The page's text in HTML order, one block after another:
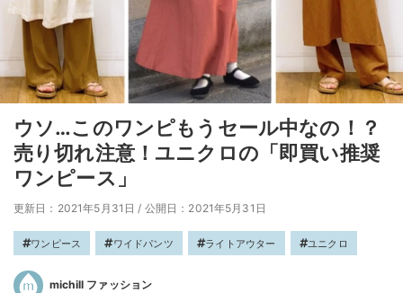
ウソ…このワンピもうセール中なの！？
売り切れ注意！ユニクロの「即買い推奨
ワンピース」
更新日：2021年5月31日 / 公開日：2021年5月31日
ワンピース ワイドパンツ ライトアウター ユニクロ
michill ファッション